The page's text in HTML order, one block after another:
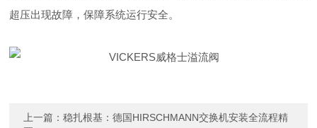
超压出现故障，保障系统运行安全。
上一篇：稳扎根基：德国HIRSCHMANN交换机安装全流程精